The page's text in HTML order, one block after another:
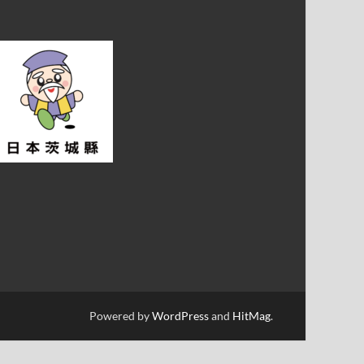
Powered byWordPressand HitMag.